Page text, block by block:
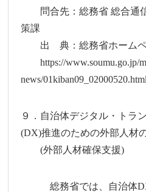
問合先：総務省 総合通
策課
出 典：総務省ホームペ
https://www.soumu.go.jp/
news/01kiban09_02000520.html
９．自治体デジタル・トラ
(DX)推進のための外部人材
(外部人材確保支援)
総務省では、自治体DX